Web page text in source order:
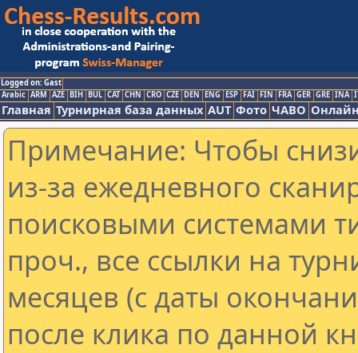
Logged on: Gast
Arabic ARM AZE BIH BUL CAT CHN CRO CZE DEN ENG ESP FAI FIN FRA GER GRE INA
Главная Турнирная база данных AUT Фото ЧАВО
Примечание: Чтобы
из-за ежедневного
поисковыми системами
проч., все ссылки на
месяцев (с даты
после клика по данной